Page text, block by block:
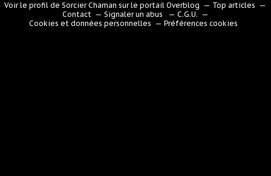
Voir le profil deSorcier Chaman sur le portail Overblog
Top articles
Contact
Signaler un abus
C.G.U.
Cookies et données personnelles
Préférences cookies